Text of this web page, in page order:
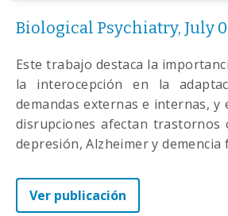
Biological Psychiatry, July
Este trabajo destaca la
la interocepción en la
demandas externas e internas, y
disrupciones afectan trastornos
depresión, Alzheimer y
Ver publicación